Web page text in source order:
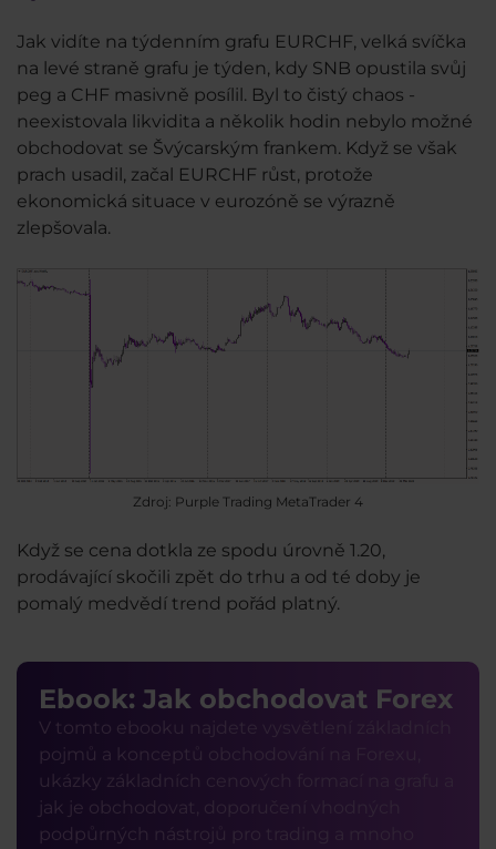
Jak vidíte na týdenním grafu EURCHF, velká svíčka
na levé straně grafu je týden, kdy SNB opustila svůj
peg a CHF masivně posílil. Byl to čistý chaos -
neexistovala likvidita a několik hodin nebylo možné
obchodovat se Švýcarským frankem. Když se však
prach usadil, začal EURCHF růst, protože
ekonomická situace v eurozóně se výrazně
zlepšovala.
Zdroj: Purple Trading MetaTrader 4
Když se cena dotkla ze spodu úrovně 1.20,
prodávající skočili zpět do trhu a od té doby je
pomalý medvědí trend pořád platný.
Ebook: Jak obchodovat Forex
V tomto ebooku najdete vysvětlení základních
pojmů a konceptů obchodování na Forexu,
ukázky základních cenových formací na grafu a
jak je obchodovat, doporučení vhodných
podpůrných nástrojů pro trading a mnoho